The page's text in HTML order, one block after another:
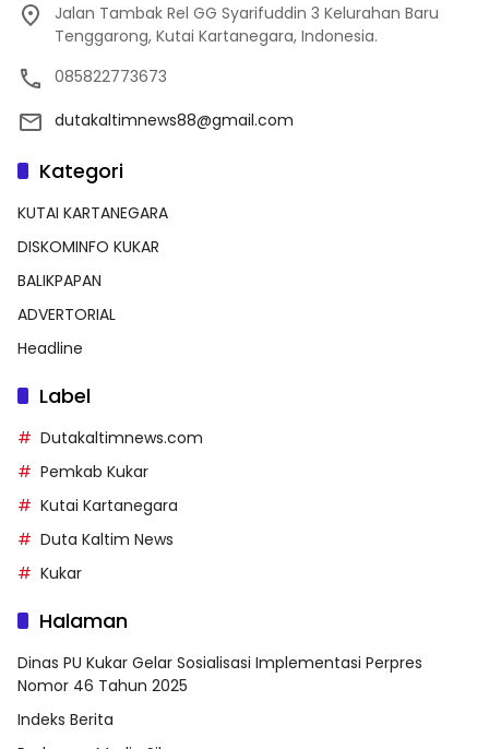
Jalan Tambak Rel GG Syarifuddin 3 Kelurahan Baru
Tenggarong, Kutai Kartanegara, Indonesia.
085822773673
dutakaltimnews88@gmail.com
Kategori
KUTAI KARTANEGARA
DISKOMINFO KUKAR
BALIKPAPAN
ADVERTORIAL
Headline
Label
Dutakaltimnews.com
Pemkab Kukar
Kutai Kartanegara
Duta Kaltim News
Kukar
Halaman
Dinas PU Kukar Gelar Sosialisasi Implementasi Perpres
Nomor 46 Tahun 2025
Indeks Berita